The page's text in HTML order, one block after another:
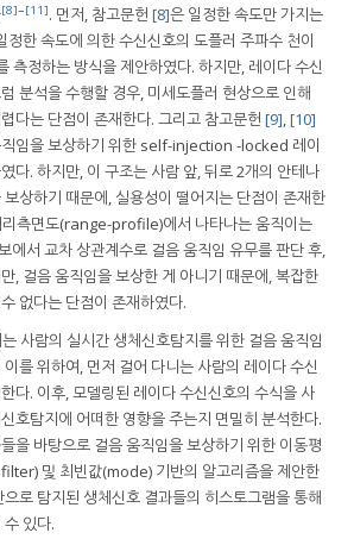
[8]~[11]. 먼저, 참고문헌 [8]은 일정한 속도만 가지는
정한 속도에 의한 수신신호의 도플러 주파수 천이
측정하는 방식을 제안하였다. 하지만, 레이다 수신
분석을 수행할 경우, 미세도플러 현상으로 인해
다는 단점이 존재한다. 그리고 참고문헌 [9],[10]
직임을 보상하기 위한 self-injection -locked 레이
다. 하지만, 이 구조는 사람 앞, 뒤로 2개의 안테나
상하기 때문에, 실용성이 떨어지는 단점이 존재한
리측면도(range-profile)에서 나타나는 움직이는
에서 교차 상관계수로 걸음 움직임 유무를 판단 후,
, 걸음 움직임을 보상한 게 아니기 때문에, 복잡한
없다는 단점이 존재하였다.
사람의 실시간 생체신호탐지를 위한 걸음 움직임
를 위하여, 먼저 걸어 다니는 사람의 레이다 수신
다. 이후, 모델링된 레이다 수신신호의 수식을 사
호탐지에 어떠한 영향을 주는지 면밀히 분석한다.
을 바탕으로 걸음 움직임을 보상하기 위한 이동평
및 최빈값(mode) 기반의 알고리즘을 제안한
로 탐지된 생체신호 결과들의 히스토그램을 통해
있다.